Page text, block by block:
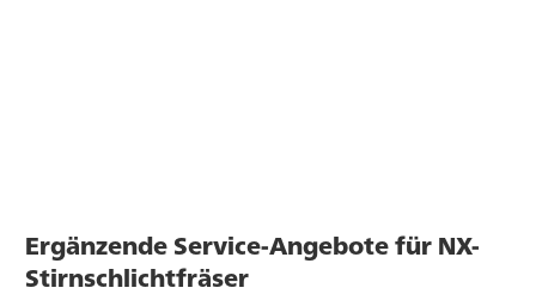
Ergänzende Service-Angebote für NX-
Stirnschlichtfräser